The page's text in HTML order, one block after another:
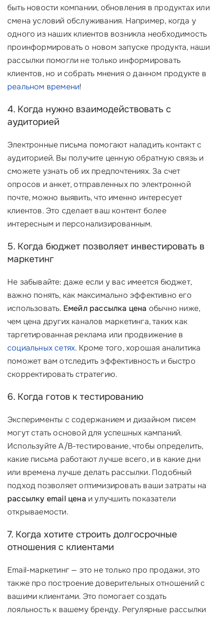
быть новости компании, обновления в продуктах или
смена условий обслуживания. Например, когда у
одного из наших клиентов возникла необходимость
проинформировать о новом запуске продукта, наши
рассылки помогли не только информировать
клиентов, но и собрать мнения о данном продукте в
реальном времени!
4. Когда нужно взаимодействовать с
аудиторией
Электронные письма помогают наладить контакт с
аудиторией. Вы получите ценную обратную связь и
сможете узнать об их предпочтениях. За счет
опросов и анкет, отправленных по электронной
почте, можно выявить, что именно интересует
клиентов. Это сделает ваш контент более
интересным и персонализированным.
5. Когда бюджет позволяет инвестировать в
маркетинг
Не забывайте: даже если у вас имеется бюджет,
важно понять, как максимально эффективно его
использовать. Емейл рассылка цена обычно ниже,
чем цена других каналов маркетинга, таких как
таргетированная реклама или продвижение в
социальных сетях. Кроме того, хорошая аналитика
поможет вам отследить эффективность и быстро
скорректировать стратегию.
6. Когда готов к тестированию
Эксперименты с содержанием и дизайном писем
могут стать основой для успешных кампаний.
Используйте A/B-тестирование, чтобы определить,
какие письма работают лучше всего, и в какие дни
или времена лучше делать рассылки. Подобный
подход позволяет оптимизировать ваши затраты на
рассылку email цена и улучшить показатели
открываемости.
7. Когда хотите строить долгосрочные
отношения с клиентами
Email-маркетинг — это не только про продажи, это
также про построение доверительных отношений с
вашими клиентами. Это помогает создать
лояльность к вашему бренду. Регулярные рассылки